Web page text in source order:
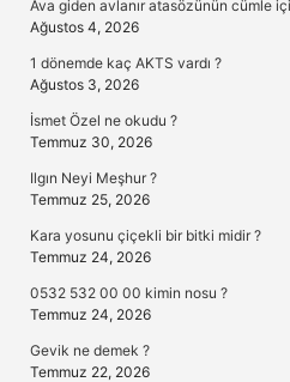
Ava giden avlanır atasözünün cümle
Ağustos 4, 2026
1 dönemde kaç AKTS vardı ?
Ağustos 3, 2026
İsmet Özel ne okudu ?
Temmuz 30, 2026
Ilgın Neyi Meşhur ?
Temmuz 25, 2026
Kara yosunu çiçekli bir bitki midir ?
Temmuz 24, 2026
0532 532 00 00 kimin nosu ?
Temmuz 24, 2026
Gevik ne demek ?
Temmuz 22, 2026